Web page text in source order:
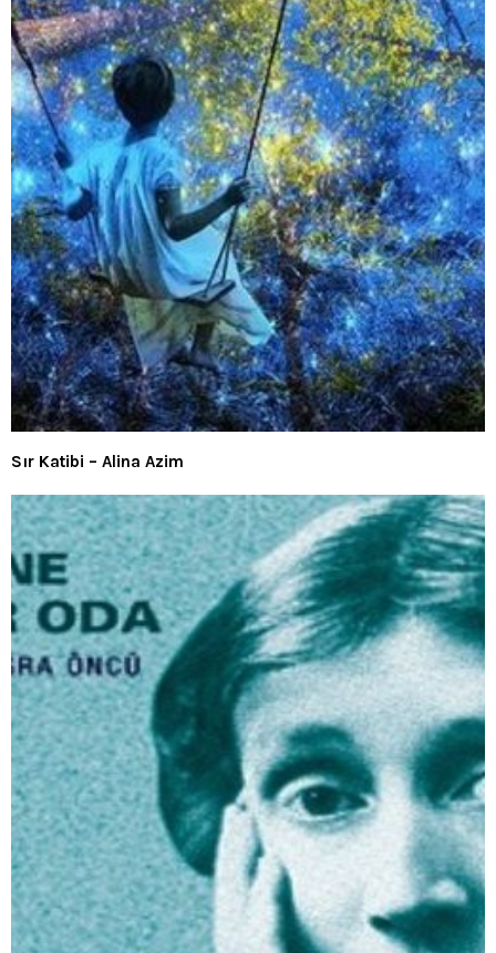
Sır Katibi – Alina Azim